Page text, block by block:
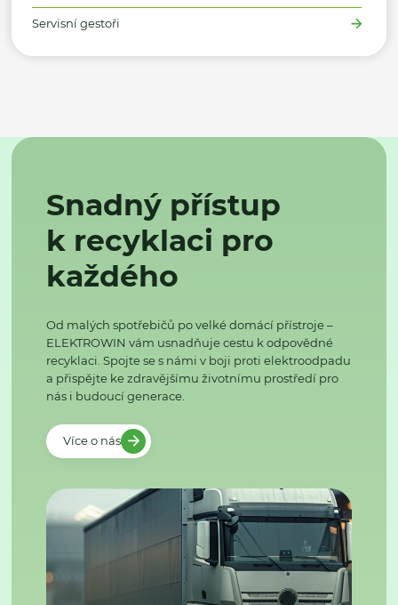
Servisní gestoři
Snadný přístup
k recyklaci pro
každého
Od malých spotřebičů po velké domácí přístroje –
ELEKTROWIN vám usnadňuje cestu k odpovědné
recyklaci. Spojte se s námi v boji proti elektroodpadu
a přispějte ke zdravějšímu životnímu prostředí pro
nás i budoucí generace.
Více o nás